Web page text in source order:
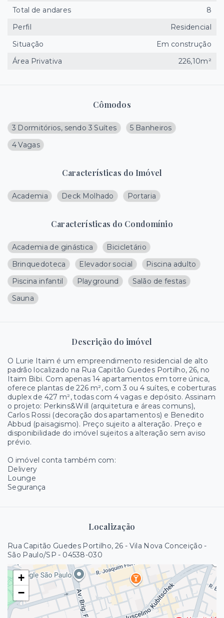
Cômodos
3 Dormitórios, sendo 3 Suítes
5 Banheiros
4 Vagas
Características do Imóvel
Academia Deck Molhado Portaria
Características do Condomínio
Academia de ginástica
Bicicletário
Brinquedoteca
Elevador social
Piscina adulto
Piscina infantil
Playground
Salão de festas
Sauna
Descrição do imóvel
O Lurie Itaim é um empreendimento residencial de alto
padrão localizado na Rua Capitão Guedes Portilho, 26, no
Itaim Bibi. Com apenas 14 apartamentos em torre única,
oferece plantas de 226 m², com 3 ou 4 suítes, e coberturas
duplex de 427 m², todas com 4 vagas e depósito. Assinam
o projeto: Perkins&Will (arquitetura e áreas comuns),
Carlos Rossi (decoração dos apartamentos) e Benedito
Abbud (paisagismo). Preço sujeito a alteração. Preço e
disponibilidade do imóvel sujeitos a alteração sem aviso
prévio.
O imóvel conta também com:
Delivery
Lounge
Segurança
Localização
Rua Capitão Guedes Portilho, 26 - Vila Nova Conceição -
São Paulo/SP - 04538-030
+
−
Total de andares
8
Perfil
Residencial
Situação
Em construção
Área Privativa
226,10m²